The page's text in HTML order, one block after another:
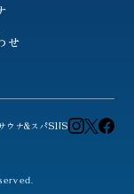
せ
ウナ&スパSNS